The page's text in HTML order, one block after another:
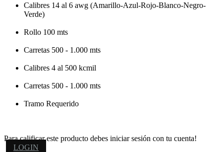
Calibres 14 al 6 awg (Amarillo-Azul-Rojo-Blanco-Negro-
Verde)
Rollo 100 mts
Carretas 500 - 1.000 mts
Calibres 4 al 500 kcmil
Carretas 500 - 1.000 mts
Tramo Requerido
Para calificar este producto debes iniciar sesión con tu cuenta!
LOGIN